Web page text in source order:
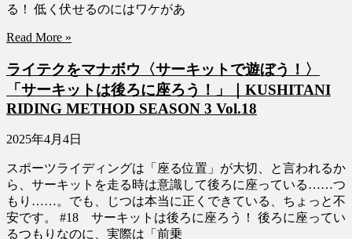
る！ 低く伏せるのにはワケがあ
Read More »
ライテクをマナボウ〈サーキットで遊ぼう！〉
「サーキットは後ろに座ろう！」｜KUSHITANI
RIDING METHOD SEASON 3 Vol.18
2025年4月4日
スポーツライディングは「座る位置」が大切、と言われるか
ら、サーキットを走る時は意識して後ろに座っている……つ
もり……。でも、じつは本当に正くできている、ちょっと不
安です。 #18 サーキットは後ろに座ろう！ 後ろに座ってい
るつもりなのに、実際は「前乗